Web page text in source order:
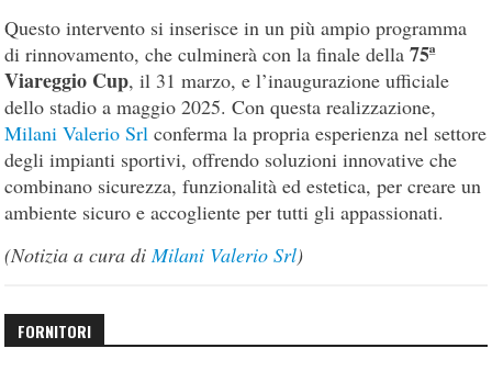
Questo intervento si inserisce in un più ampio programma
di rinnovamento, che culminerà con la finale della75ª
Viareggio Cup, il 31 marzo, e l’inaugurazione ufficiale
dello stadio a maggio 2025. Con questa realizzazione,
Milani Valerio Srlconferma la propria esperienza nel settore
degli impianti sportivi, offrendo soluzioni innovative che
combinano sicurezza, funzionalità ed estetica, per creare un
ambiente sicuro e accogliente per tutti gli appassionati.
(Notizia a cura diMilani Valerio Srl)
FORNITORI